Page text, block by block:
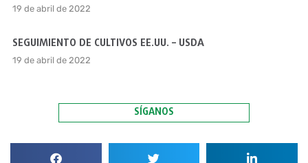
19 de abril de 2022
SEGUIMIENTO DE CULTIVOS EE.UU. – USDA
19 de abril de 2022
SÍGANOS